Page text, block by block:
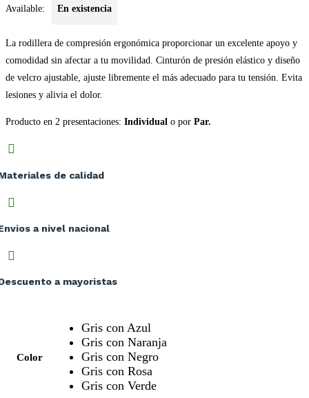
$139.00
hasta
$245.00
Available: En existencia
La rodillera de compresión ergonómica proporcionar un excelente apoyo y
comodidad sin afectar a tu movilidad. Cinturón de presión elástico y diseño
de velcro ajustable, ajuste libremente el más adecuado para tu tensión. Evita
lesiones y alivia el dolor.
Producto en 2 presentaciones: Individual o por Par.

de calidad

a nivel nacional

a mayoristas
Color
Gris con Azul
Gris con Naranja
Gris con Negro
Gris con Rosa
Gris con Verde